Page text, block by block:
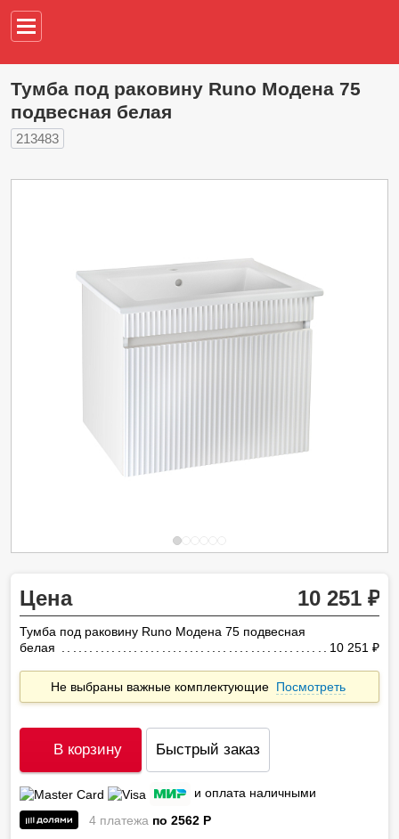
Тумба под раковину Runo Модена 75
подвесная белая
213483
Цена 10 251
Тумба под раковину Runo Модена 75 подвесная
белая
10 251
Не выбраны важные комплектующие Посмотреть
В корзину Быстрый заказ
и оплата наличными
4 платежа по 2562 P